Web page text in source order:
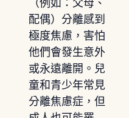
（例如：父母、
配偶）分離感到
極度焦慮，害怕
他們會發生意外
或永遠離開。兒
童和青少年常見
分離焦慮症，但